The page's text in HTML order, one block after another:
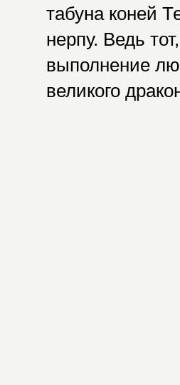
табуна коней
нерпу. Ведь
выполнение
великого